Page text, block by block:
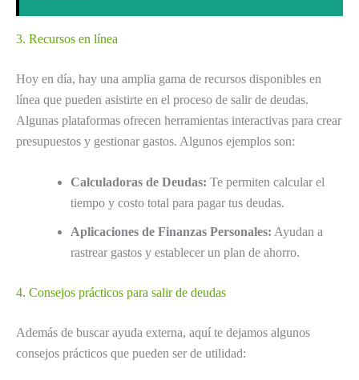
3. Recursos en línea
Hoy en día, hay una amplia gama de recursos disponibles en
línea que pueden asistirte en el proceso de salir de deudas.
Algunas plataformas ofrecen herramientas interactivas para crear
presupuestos y gestionar gastos. Algunos ejemplos son:
Calculadoras de Deudas: Te permiten calcular el
tiempo y costo total para pagar tus deudas.
Aplicaciones de Finanzas Personales: Ayudan a
rastrear gastos y establecer un plan de ahorro.
4. Consejos prácticos para salir de deudas
Además de buscar ayuda externa, aquí te dejamos algunos
consejos prácticos que pueden ser de utilidad: